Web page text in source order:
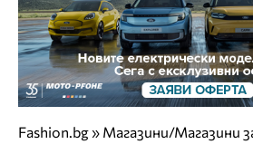
Fashion.bg» Магазини/Магазини